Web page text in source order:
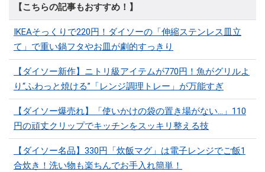
【こちらの記事もおすすめ！】
IKEAそっくりで220円！ダイソーの「伸縮ステンレス皿立
て」で重い鍋フタやお皿が劇的すっきり
【ダイソー新作】ニトリ級アイテムが770円！魚がグリルよ
り“ふわっと焼ける”「レンジ調理トレー」が万能すぎ
【ダイソー爆売れ】「使いかけの袋の置き場がない…」110
円の頑丈クリップでキッチンをスッキリ整える技
【ダイソー名品】330円「炊飯マグ」は電子レンジでご飯1
合炊き！洗い物も楽ちんでお手入れ簡単！